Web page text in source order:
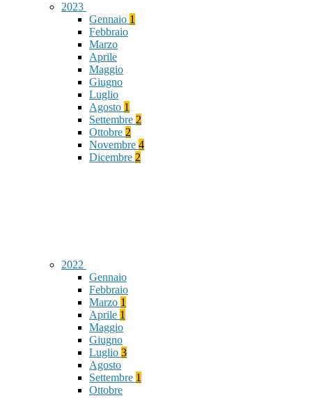
2023
Gennaio 1
Febbraio
Marzo
Aprile
Maggio
Giugno
Luglio
Agosto 1
Settembre 2
Ottobre 2
Novembre 4
Dicembre 2
2022
Gennaio
Febbraio
Marzo 1
Aprile 1
Maggio
Giugno
Luglio 3
Agosto
Settembre 1
Ottobre